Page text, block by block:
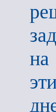
на